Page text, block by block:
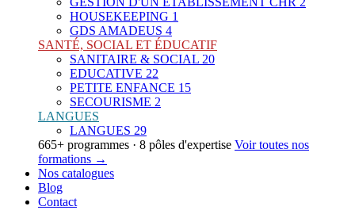
HOUSEKEEPING 1
GDS AMADEUS 4
SANTÉ, SOCIAL ET ÉDUCATIF
SANITAIRE & SOCIAL 20
EDUCATIVE 22
PETITE ENFANCE 15
SECOURISME 2
LANGUES
LANGUES 29
665+ programmes · 8 pôles d'expertise Voir toutes nos
formations →
Nos catalogues
Blog
Contact